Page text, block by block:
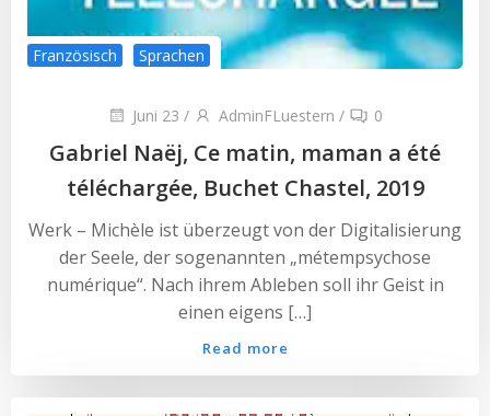
Französisch Sprachen
Juni 23 / AdminFLuestern / 0
Gabriel Naëj, Ce matin, maman a été
téléchargée, Buchet Chastel, 2019
Werk – Michèle ist überzeugt von der Digitalisierung
der Seele, der sogenannten „métempsychose
numérique“. Nach ihrem Ableben soll ihr Geist in
einen eigens […]
Read more